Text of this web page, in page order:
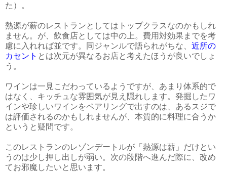
た）。
熱源が薪のレストランとしてはトップクラスなのかもしれ
ません。が、飲食店としては中の上。費用対効果までを考
慮に入れれば並です。同ジャンルで語られがちな、 近所の
カセント とは次元が異なるお店と考えたほうが良いでしょ
う。
ワインは一見こだわっているようですが、あまり体系的で
はなく、キッチュな雰囲気が見え隠れします。発掘したワ
インや珍しいワインをペアリングで出すのは、あるスジで
は評価されるのかもしれませんが、本質的に料理に合うか
というと疑問です。
このレストランのレゾンデートルが「熱源は薪」だけとい
うのは少し押し出しが弱い。次の段階へ進んだ際に、改め
てお邪魔したいと思います。